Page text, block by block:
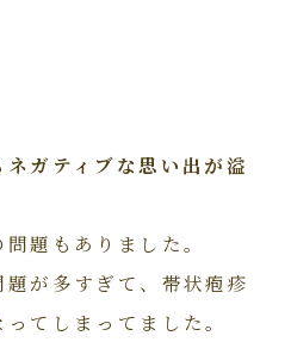
ガティブな思い出が溢
題もありました。
が多すぎて、帯状疱疹
てしまってました。